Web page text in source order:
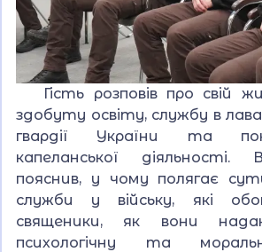
Гість розповів про свій
здобуту освіту, службу в
гвардії України та
капеланської діяльності.
пояснив, у чому полягає
служби у війську, які
священики, як вони
психологічну та